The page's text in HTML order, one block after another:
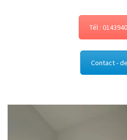
Tél :
Contact -